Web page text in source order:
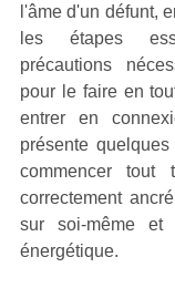
l'âme d'un défunt,
les étapes
précautions
pour le faire en
entrer en
présente
commencer
correctement
sur soi-même et
énergétique.